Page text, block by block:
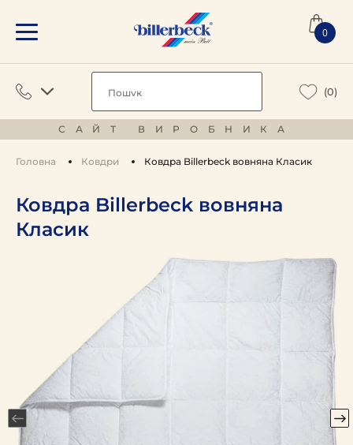
0
(0)
САЙТ ВИРОБНИКА
Головна Ковдри Ковдра Billerbeck вовняна Класик
Ковдра Billerbeck вовняна
Класик